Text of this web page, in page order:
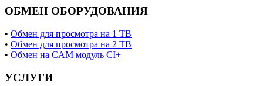
ОБМЕН ОБОРУДОВАНИЯ
• Обмен для просмотра на 1 ТВ
• Обмен для просмотра на 2 ТВ
• Обмен на CAM модуль CI+
УСЛУГИ